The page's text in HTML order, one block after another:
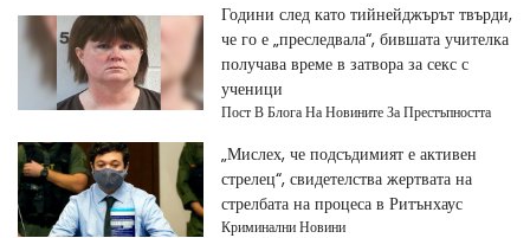
Години след като тийнейджърът твърди,
че го е „преследвала“, бившата учителка
получава време в затвора за секс с
ученици
Пост В Блога На Новините За Престъпността
„Мислех, че подсъдимият е активен
стрелец“, свидетелства жертвата на
стрелбата на процеса в Ритънхаус
Криминални Новини